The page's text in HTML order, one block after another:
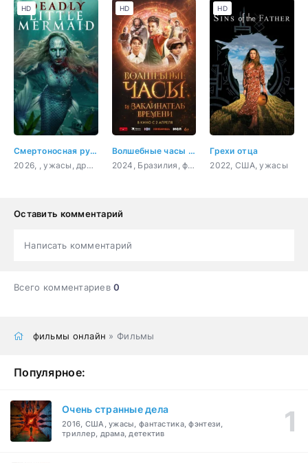
Смертоносная русалка
2026, , ужасы, драма
HD
Волшебные часы и заклинатель времени
2024, Бразилия, фэнтези, приключения, семейный
HD
Грехи отца
2022, США, ужасы
HD
Оставить комментарий
Написать комментарий
Всего комментариев0
фильмы онлайн » Фильмы
Популярное:
Очень странные дела
2016, США, ужасы, фантастика, фэнтези,
триллер, драма, детектив